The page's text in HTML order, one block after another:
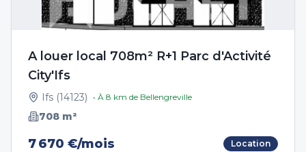
A louer local 708m² R+1 Parc d'Activité
City'Ifs
Ifs (14123) • À 8 km de Bellengreville
708 m²
7 670 €/mois Location